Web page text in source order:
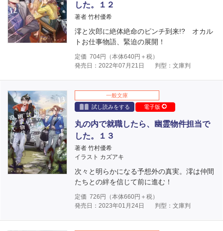
した。１２
著者 竹村優希
澪と次郎に絶体絶命のピンチ到来!? オカル
トお仕事物語、緊迫の展開！
定価 704円（本体640円＋税）
発売日：2022年07月21日
判型：文庫判
一般文庫
試し読みをする
電子版
丸の内で就職したら、幽霊物件担当で
した。１３
著者 竹村優希
イラスト カズアキ
次々と明らかになる予想外の真実。澪は仲間
たちとの絆を信じて前に進む！
定価 726 円（本体660円＋税）
発売日：2023年01月24日
判型：文庫判